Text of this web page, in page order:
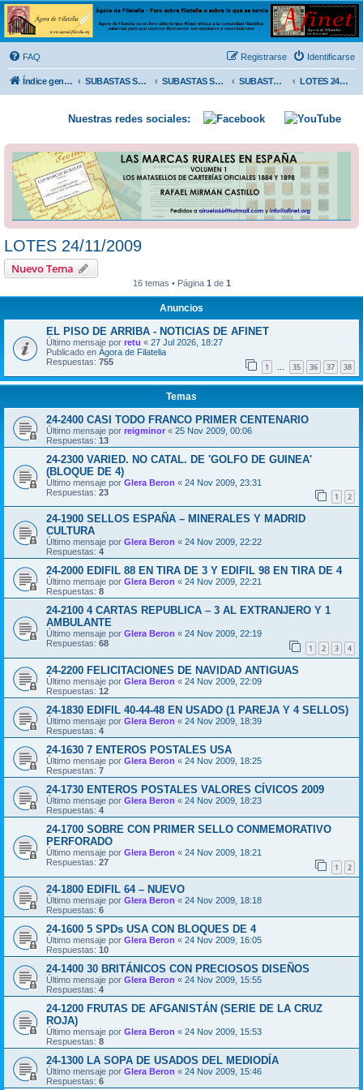
Ágora de Filatelia
Foro sobre filatelia o sobre lo que se tercie. Ágora de Filatelia es un foro abierto que Afinet
ofrece a la comunidad filatélica universal para que exprese libremente sus opiniones y
conocimientos
FAQ Identificarse
Registrarse
Índice general SUBASTAS SOLIDARIAS (In memoriam MENDOZA) SUBASTAS SOLIDARIAS 2025 y anteriores SUBASTAS SOLIDARIAS 2009 LOTES 24/11/2009
Nuestras redes sociales:
LOTES 24/11/2009
Nuevo Tema
16 temas • Página 1 de 1
Anuncios
EL PISO DE ARRIBA - NOTICIAS DE AFINET
Último mensaje por retu « 27 Jul 2026, 18:27
Publicado en Ágora de Filatelia
Respuestas: 755 1 … 35 36 37 38
Temas
24-2400 CASI TODO FRANCO PRIMER CENTENARIO
Último mensaje por reigminor « 25 Nov 2009, 00:06
Respuestas: 13
24-2300 VARIED. NO CATAL. DE 'GOLFO DE GUINEA'
(BLOQUE DE 4)
Último mensaje por Glera Beron « 24 Nov 2009, 23:31
Respuestas: 23 1 2
24-1900 SELLOS ESPAÑA – MINERALES Y MADRID
CULTURA
Último mensaje por Glera Beron « 24 Nov 2009, 22:22
Respuestas: 4
24-2000 EDIFIL 88 EN TIRA DE 3 Y EDIFIL 98 EN TIRA DE 4
Último mensaje por Glera Beron « 24 Nov 2009, 22:21
Respuestas: 8
24-2100 4 CARTAS REPUBLICA – 3 AL EXTRANJERO Y 1
AMBULANTE
Último mensaje por Glera Beron « 24 Nov 2009, 22:19
Respuestas: 68 1 2 3 4
24-2200 FELICITACIONES DE NAVIDAD ANTIGUAS
Último mensaje por Glera Beron « 24 Nov 2009, 22:09
Respuestas: 12
24-1830 EDIFIL 40-44-48 EN USADO (1 PAREJA Y 4 SELLOS)
Último mensaje por Glera Beron « 24 Nov 2009, 18:39
Respuestas: 4
24-1630 7 ENTEROS POSTALES USA
Último mensaje por Glera Beron « 24 Nov 2009, 18:25
Respuestas: 7
24-1730 ENTEROS POSTALES VALORES CÍVICOS 2009
Último mensaje por Glera Beron « 24 Nov 2009, 18:23
Respuestas: 4
24-1700 SOBRE CON PRIMER SELLO CONMEMORATIVO
PERFORADO
Último mensaje por Glera Beron « 24 Nov 2009, 18:21
Respuestas: 27 1 2
24-1800 EDIFIL 64 – NUEVO
Último mensaje por Glera Beron « 24 Nov 2009, 18:18
Respuestas: 6
24-1600 5 SPDs USA CON BLOQUES DE 4
Último mensaje por Glera Beron « 24 Nov 2009, 16:05
Respuestas: 10
24-1400 30 BRITÁNICOS CON PRECIOSOS DISEÑOS
Último mensaje por Glera Beron « 24 Nov 2009, 15:55
Respuestas: 4
24-1200 FRUTAS DE AFGANISTÁN (SERIE DE LA CRUZ
ROJA)
Último mensaje por Glera Beron « 24 Nov 2009, 15:53
Respuestas: 8
24-1300 LA SOPA DE USADOS DEL MEDIODÍA
Último mensaje por Glera Beron « 24 Nov 2009, 15:46
Respuestas: 6